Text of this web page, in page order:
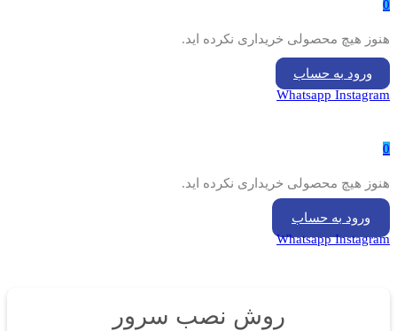
0
هنوز هیچ محصولی خریداری نکرده اید.
ورود به حساب
Whatsapp Instagram
0
هنوز هیچ محصولی خریداری نکرده اید.
ورود به حساب
Whatsapp Instagram
روش نصب سرور